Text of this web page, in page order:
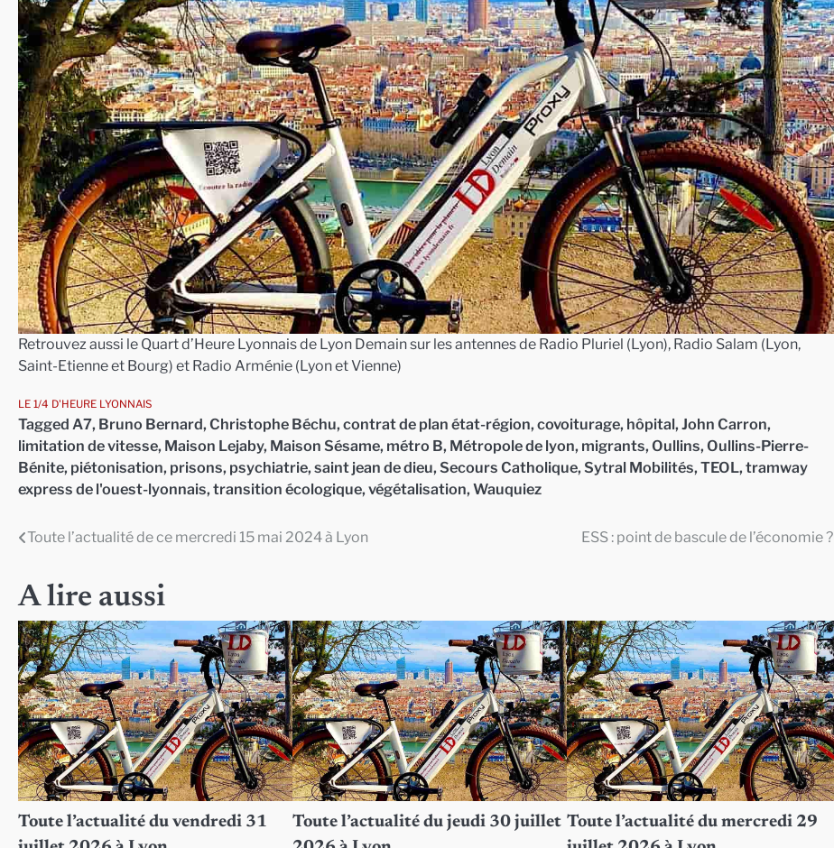
Retrouvez aussi le Quart d’Heure Lyonnais de Lyon Demain sur les antennes de Radio Pluriel (Lyon), Radio Salam (Lyon,
Saint-Etienne et Bourg) et Radio Arménie (Lyon et Vienne)
LE 1/4 D'HEURE LYONNAIS
Tagged A7, Bruno Bernard, Christophe Béchu, contrat de plan état-région, covoiturage, hôpital, John Carron,
limitation de vitesse, Maison Lejaby, Maison Sésame, métro B, Métropole de lyon, migrants, Oullins, Oullins-Pierre-
Bénite, piétonisation, prisons, psychiatrie, saint jean de dieu, Secours Catholique, Sytral Mobilités, TEOL, tramway
express de l'ouest-lyonnais, transition écologique, végétalisation, Wauquiez
Navigation
l’article
Toute l’actualité de ce mercredi 15 mai 2024 à Lyon ESS : point de bascule de l’économie ?
A lire aussi
Toute l’actualité du vendredi 31
Toute l’actualité du jeudi 30 juillet Toute l’actualité du mercredi 29